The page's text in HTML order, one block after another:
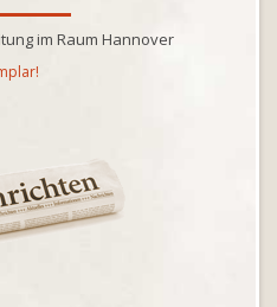
im Raum Hannover